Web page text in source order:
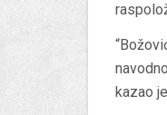
kazao